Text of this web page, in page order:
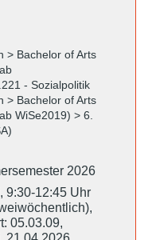
> Bachelor of Arts
- Sozialpolitik
> Bachelor of Arts
WiSe2019) > 6.
2026
9:30-12:45 Uhr
05.03.09,